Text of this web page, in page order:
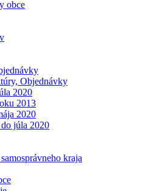
obce
Objednávky
2020
2013
2020
júla 2020
kraja